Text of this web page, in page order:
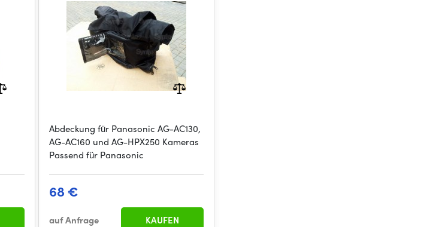
Abdeckung für Panasonic AG-AC130,
AG-AC160 und AG-HPX250 Kameras
Passend für Panasonic
68 €
auf Anfrage KAUFEN